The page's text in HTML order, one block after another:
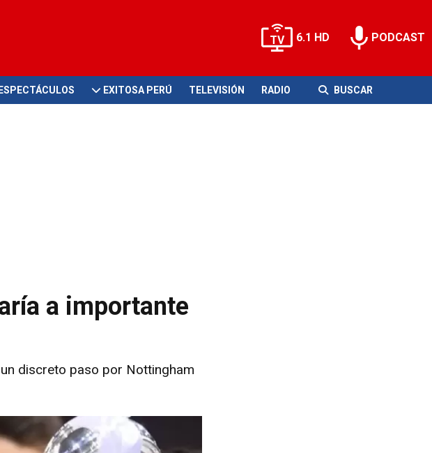
6.1 HD PODCAST
ESPECTÁCULOS EXITOSA PERÚ TELEVISIÓN RADIO BUSCAR
a importante
discreto paso por Nottingham